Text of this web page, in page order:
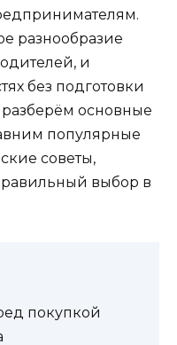
разнообразие
и
без подготовки
разберём основные
популярные
советы,
выбор в
покупкой